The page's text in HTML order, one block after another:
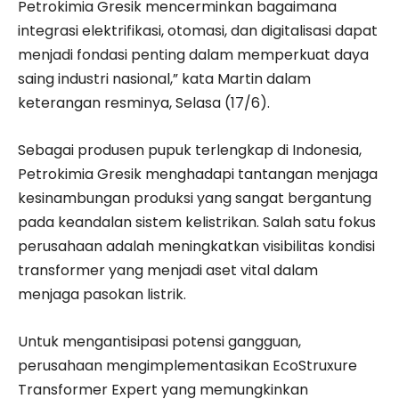
Petrokimia Gresik mencerminkan bagaimana
integrasi elektrifikasi, otomasi, dan digitalisasi dapat
menjadi fondasi penting dalam memperkuat daya
saing industri nasional,” kata Martin dalam
keterangan resminya, Selasa (17/6).
Sebagai produsen pupuk terlengkap di Indonesia,
Petrokimia Gresik menghadapi tantangan menjaga
kesinambungan produksi yang sangat bergantung
pada keandalan sistem kelistrikan. Salah satu fokus
perusahaan adalah meningkatkan visibilitas kondisi
transformer yang menjadi aset vital dalam
menjaga pasokan listrik.
Untuk mengantisipasi potensi gangguan,
perusahaan mengimplementasikan EcoStruxure
Transformer Expert yang memungkinkan